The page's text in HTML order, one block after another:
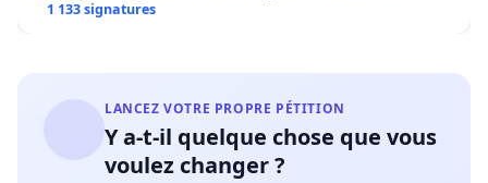
1 133 signatures
LANCEZ VOTRE PROPRE PÉTITION
Y a-t-il quelque chose que vous
voulez changer ?